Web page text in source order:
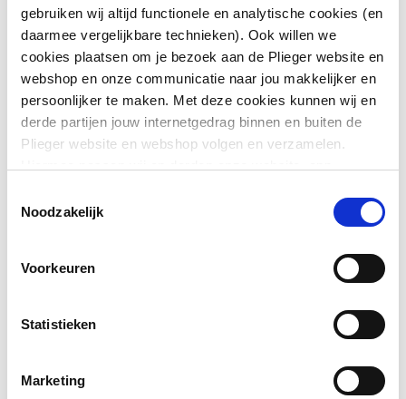
gebruiken wij altijd functionele en analytische cookies (en
daarmee vergelijkbare technieken). Ook willen we
cookies plaatsen om je bezoek aan de Plieger website en
webshop en onze communicatie naar jou makkelijker en
persoonlijker te maken. Met deze cookies kunnen wij en
derde partijen jouw internetgedrag binnen en buiten de
Plieger website en webshop volgen en verzamelen.
We slaan je cookievoorkeur op in je browser.
Noodzakelijk
Voorkeuren
Statistieken
Marketing
Aansluiting 2 Persmof
Afgedopt Nee
Contourcode V
Contourcode aansluiting
1
V
Contourcode aansluiting
DVGW-keur voor water
Toon meer
Downloads
CE_Certificaat